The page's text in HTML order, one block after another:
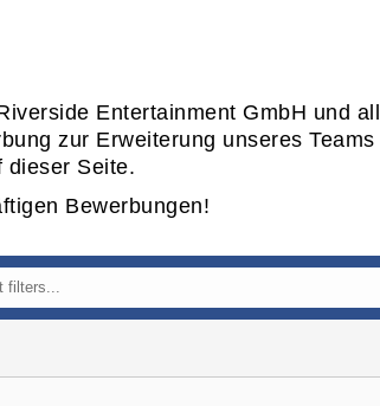
Entertainment GmbH und
zur Erweiterung unseres
dieser Seite.
Bewerbungen!
02
03